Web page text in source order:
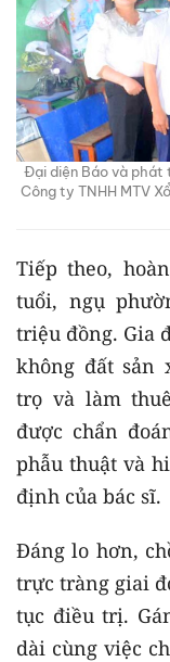
Đại diện Báo và phát
Công ty TNHH MTV
Tiếp theo,
tuổi, ngụ
triệu đồng. Gia
không đất sản
trọ và làm
được chẩn
phẫu thuật và
định của bác sĩ.
Đáng lo hơn,
trực tràng giai
tục điều trị.
dài cùng việc